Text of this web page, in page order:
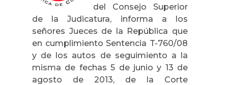
del Consejo Superior
de la Judicatura, informa a los
señores Jueces de la República que
en cumplimiento Sentencia T-760/08
y de los autos de seguimiento a la
misma de fechas 5 de junio y 13 de
agosto de 2013, de la Corte